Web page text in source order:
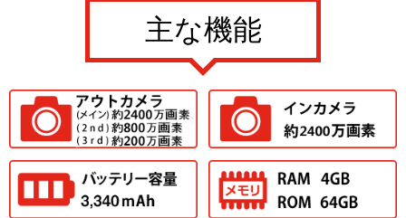
主な機能